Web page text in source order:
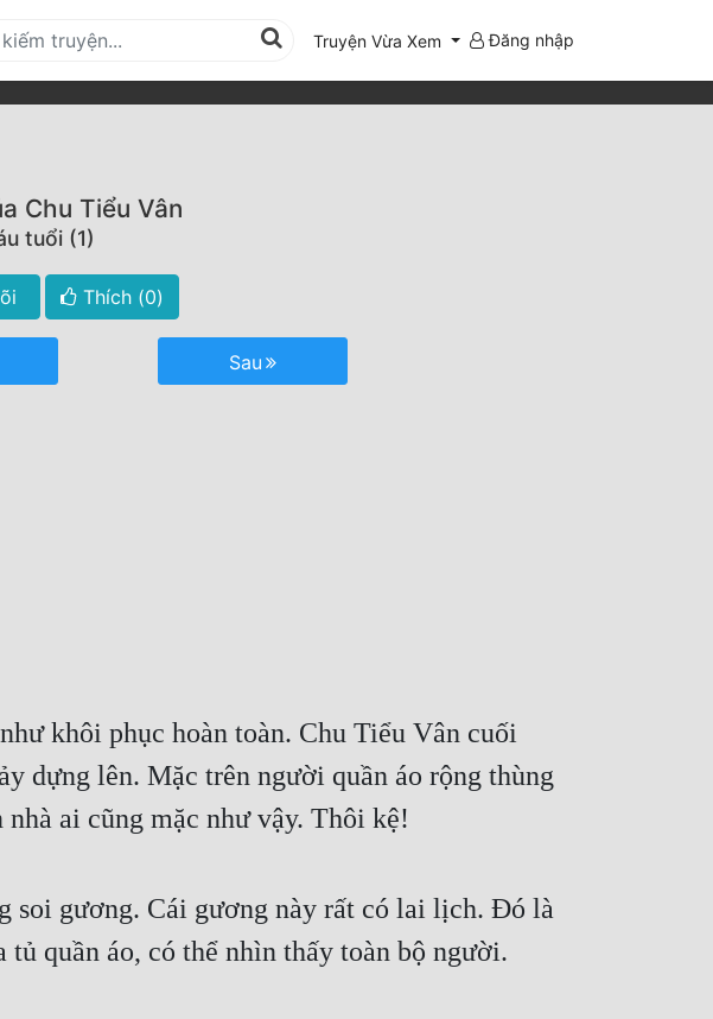
Truyện Vừa Xem Đăng nhập
Chu Tiểu Vân
tuổi (1)
Thích (0)
Sau
khôi phục hoàn toàn. Chu Tiểu Vân cuối
dựng lên. Mặc trên người quần áo rộng thùng
ai cũng mặc như vậy. Thôi kệ!
soi gương. Cái gương này rất có lai lịch. Đó là
quần áo, có thể nhìn thấy toàn bộ người.